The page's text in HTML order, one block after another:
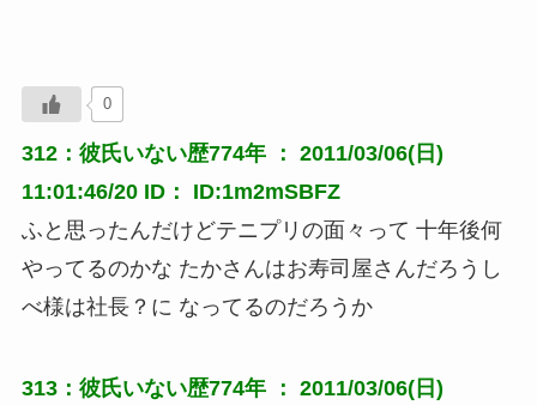
0
312：彼氏いない歴774年 ： 2011/03/06(日)
11:01:46/20 ID： ID:1m2mSBFZ
ふと思ったんだけどテニプリの面々って 十年後何
やってるのかな たかさんはお寿司屋さんだろうし
べ様は社長？に なってるのだろうか
313：彼氏いない歴774年 ： 2011/03/06(日)